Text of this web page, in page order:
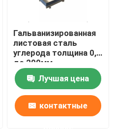
Гальванизированная
листовая сталь
углерода толщина 0,5
до 200мм
Лучшая цена
контактные